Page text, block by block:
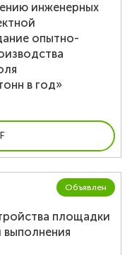
инженерных
опытно-
в год»
площадки
выполнения
Объявлен